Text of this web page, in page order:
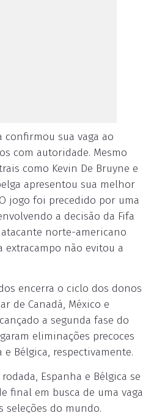
confirmou sua vaga ao
com autoridade. Mesmo
como Kevin De Bruyne e
apresentou sua melhor
jogo foi precedido por uma
a decisão da Fifa
norte-americano
extracampo não evitou a
encerra o ciclo dos donos
de Canadá, México e
a segunda fase do
eliminações precoces
Bélgica, respectivamente.
Espanha e Bélgica se
final em busca de uma vaga
seleções do mundo.